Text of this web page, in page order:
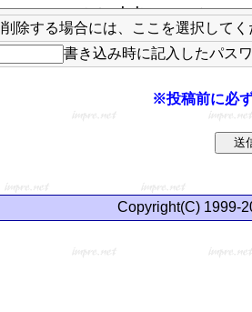
削除する場合には、ここを選択してく
書き込み時に記入したパス
※投稿前に必
Copyright(C) 1999-